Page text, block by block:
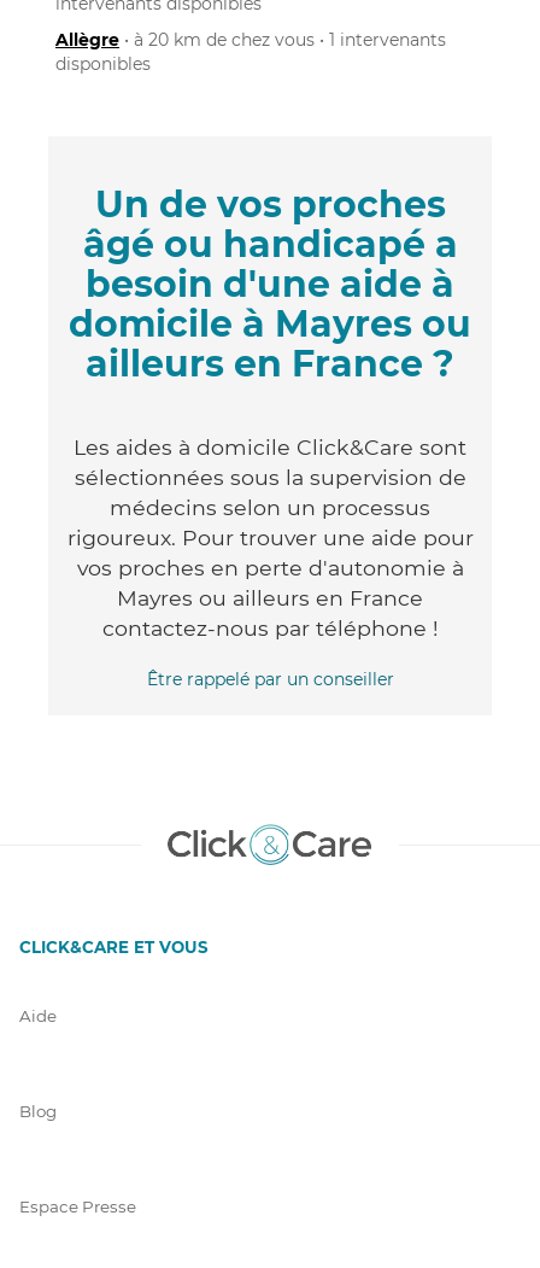
Allègre • à 20 km de chez vous • 1 intervenants
disponibles
Un de vos proches
âgé ou handicapé a
besoin d'une aide à
domicile à Mayres ou
ailleurs en France ?
Les aides à domicile Click&Care sont
sélectionnées sous la supervision de
médecins selon un processus
rigoureux. Pour trouver une aide pour
vos proches en perte d'autonomie à
Mayres ou ailleurs en France
contactez-nous par téléphone !
Être rappelé par un conseiller
CLICK&CARE ET VOUS
Aide
Blog
Espace Presse